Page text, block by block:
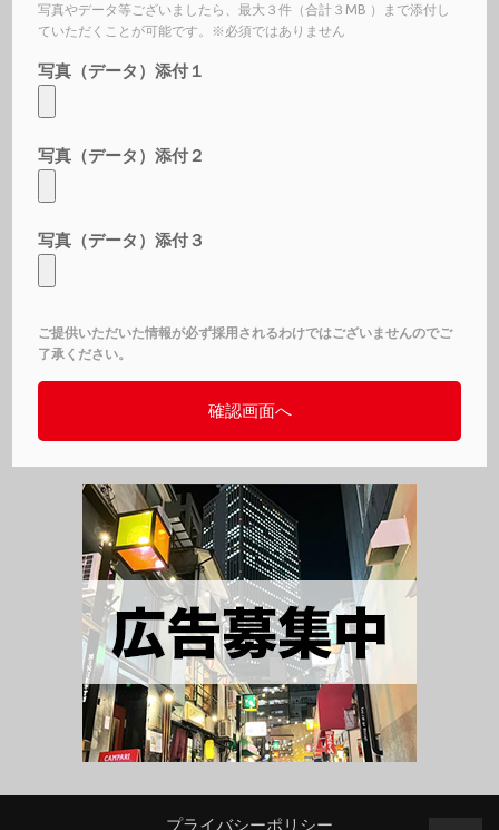
写真やデータ等ございましたら、最大３件（合計３MB ）まで添付し
ていただくことが可能です。※必須ではありません
写真（データ）添付１
写真（データ）添付２
写真（データ）添付３
ご提供いただいた情報が必ず採用されるわけではございませんのでご
了承ください。
プライバシーポリシー